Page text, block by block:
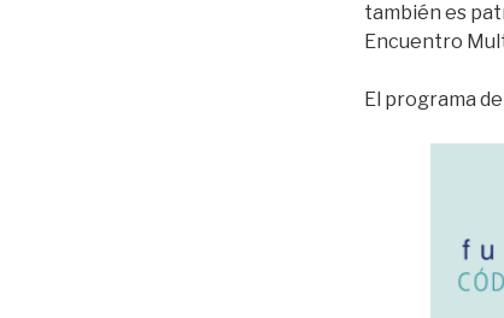
también es
Encuentro
El programa